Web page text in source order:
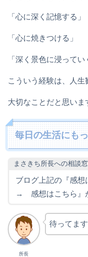
「心に深く記憶する」
「心に焼きつける」
「深く景色に浸ってい
こういう経験は、人生
大切なことだと思いま
毎日の生活にも
まさきち所長への相談
ブログ上記の『感
→ 感想はこちら』
所長
待ってま